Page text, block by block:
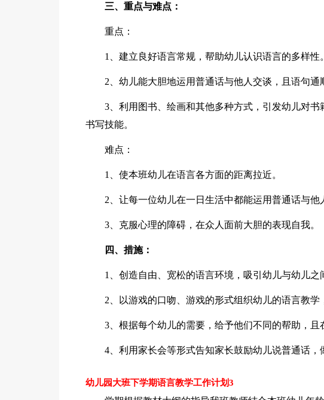
三、重点与难点：
重点：
1、建立良好语言常规，帮助幼儿认识语言的多样性。
2、幼儿能大胆地运用普通话与他人交谈，且语句通
3、利用图书、绘画和其他多种方式，引发幼儿对
书写技能。
难点：
1、使本班幼儿在语言各方面的距离拉近。
2、让每一位幼儿在一日生活中都能运用普通话与他
3、克服心理的障碍，在众人面前大胆的表现自我。
四、措施：
1、创造自由、宽松的语言环境，吸引幼儿与幼儿之
2、以游戏的口吻、游戏的形式组织幼儿的语言教学
3、根据每个幼儿的需要，给予他们不同的帮助，且
4、利用家长会等形式告知家长鼓励幼儿说普通话，
幼儿园大班下学期语言教学工作计划3